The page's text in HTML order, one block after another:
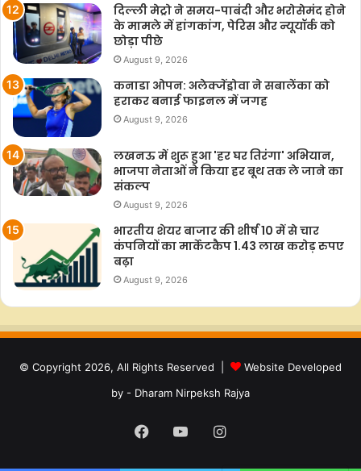
दिल्ली मेट्रो ने समय-पाबंदी और भरोसेमंद होने
के मामले में हांगकांग, पेरिस और न्यूयॉर्क को
छोड़ा पीछे
August 9, 2026
कनाडा ओपन: अलेक्जेंड्रोवा ने सबालेंका को
हराकर बनाई फाइनल में जगह
August 9, 2026
लखनऊ में शुरू हुआ 'हर घर तिरंगा' अभियान,
भाजपा नेताओं ने किया हर बूथ तक ले जाने का
संकल्प
August 9, 2026
भारतीय शेयर बाजार की शीर्ष 10 में से चार
कंपनियों का मार्केटकैप 1.43 लाख करोड़ रुपए
बढ़ा
August 9, 2026
© Copyright 2026, All Rights Reserved |
Website Developed
by - Dharam Nirpeksh Rajya
Facebook
YouTubeInstagram